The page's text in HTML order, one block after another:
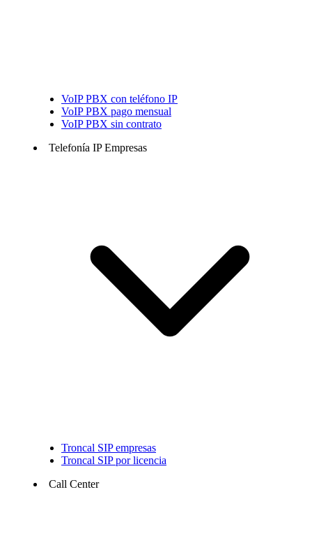
VoIP PBX con teléfono IP
VoIP PBX pago mensual
VoIP PBX sin contrato
Telefonía IP Empresas
Troncal SIP empresas
Troncal SIP por licencia
Call Center